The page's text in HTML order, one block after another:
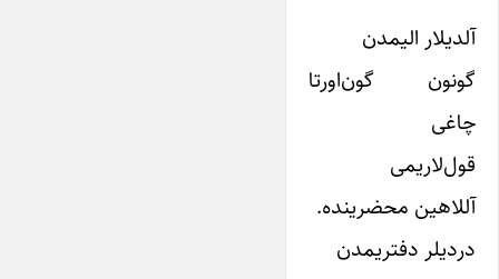
آلدیلار الیمدن
گونون گون‌اورتا
چاغی
قول‌لاریمی
آللاهین محضرینده.
دردیلر دفتریمدن